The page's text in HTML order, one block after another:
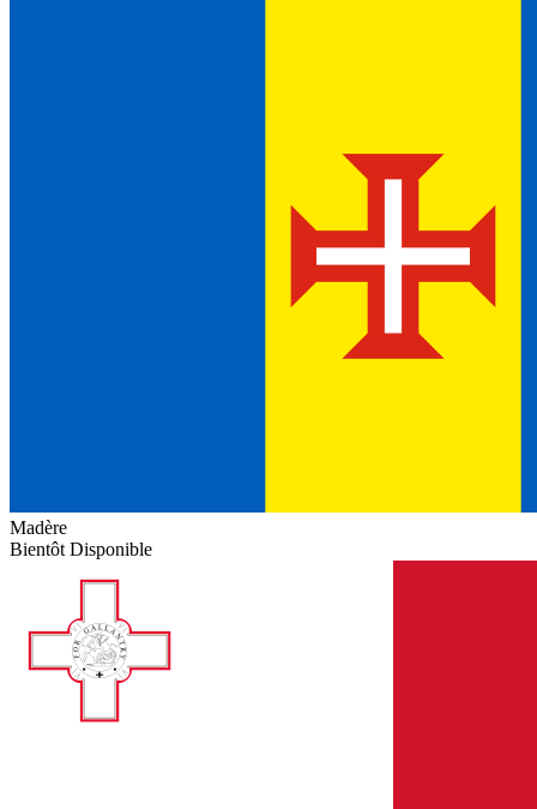
Madère
Bientôt Disponible